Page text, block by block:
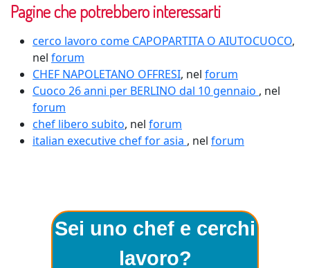
Pagine che potrebbero interessarti
cerco lavoro come CAPOPARTITA O AIUTOCUOCO,
nel forum
CHEF NAPOLETANO OFFRESI, nel forum
Cuoco 26 anni per BERLINO dal 10 gennaio , nel
forum
chef libero subito, nel forum
italian executive chef for asia , nel forum
Sei uno chef e cerchi
lavoro?